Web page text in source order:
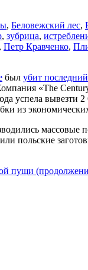
, Беловежский лес,
, зубрица,
, Петр Кравченко,
был убит
«The
успела
из
польские
пущи